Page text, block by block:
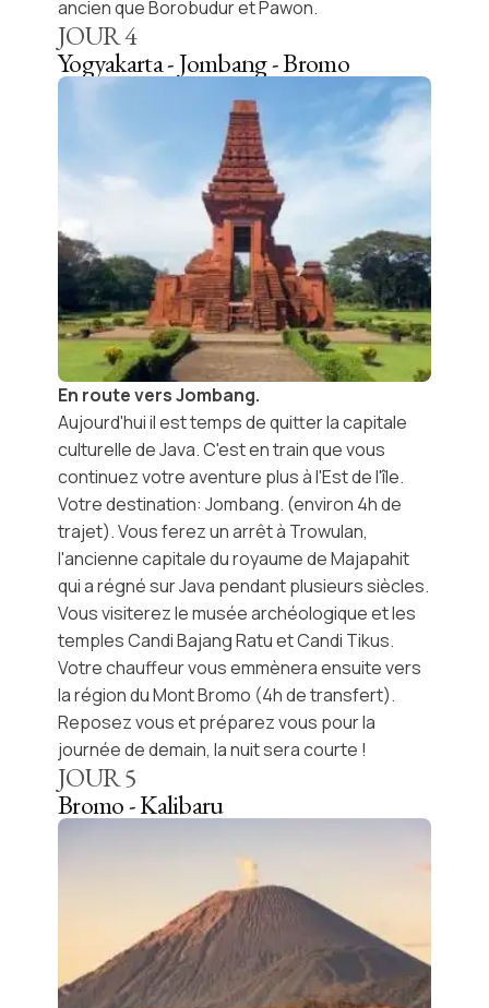
ancien que Borobudur et Pawon.
JOUR4
Yogyakarta - Jombang - Bromo
En route vers Jombang.
Aujourd'hui il est temps de quitter la capitale
culturelle de Java. C'est en train que vous
continuez votre aventure plus à l'Est de l'île.
Votre destination: Jombang. (environ 4h de
trajet). Vous ferez un arrêt à Trowulan,
l'ancienne capitale du royaume de Majapahit
qui a régné sur Java pendant plusieurs siècles.
Vous visiterez le musée archéologique et les
temples Candi Bajang Ratu et Candi Tikus.
Votre chauffeur vous emmènera ensuite vers
la région du Mont Bromo (4h de transfert).
Reposez vous et préparez vous pour la
journée de demain, la nuit sera courte !
JOUR5
Bromo - Kalibaru